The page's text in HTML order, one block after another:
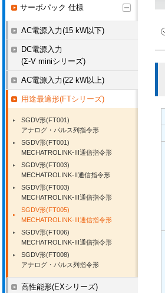
サーボパック 仕様
AC電源入力(15 kW以下)
DC電源入力
(Σ-V miniシリーズ)
AC電源入力(22 kW以上)
用途最適形(FTシリーズ)
SGDV形(FT001)
アナログ・パルス列指令形
SGDV形(FT001)
MECHATROLINK-III通信指令形
SGDV形(FT003)
MECHATROLINK-II通信指令形
SGDV形(FT003)
MECHATROLINK-III通信指令形
SGDV形(FT005)
MECHATROLINK-III通信指令形
SGDV形(FT006)
MECHATROLINK-III通信指令形
SGDV形(FT008)
アナログ・パルス列指令形
高性能形(EXシリーズ)